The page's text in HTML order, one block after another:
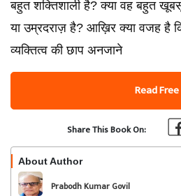
बहुत शक्तिशाली है? क्या वह बहुत
या उम्रदराज़ है? आख़िर क्या वजह है
व्यक्तित्व की छाप अनजाने
Read Free
Share This Book On:
About Author
Prabodh Kumar Govil